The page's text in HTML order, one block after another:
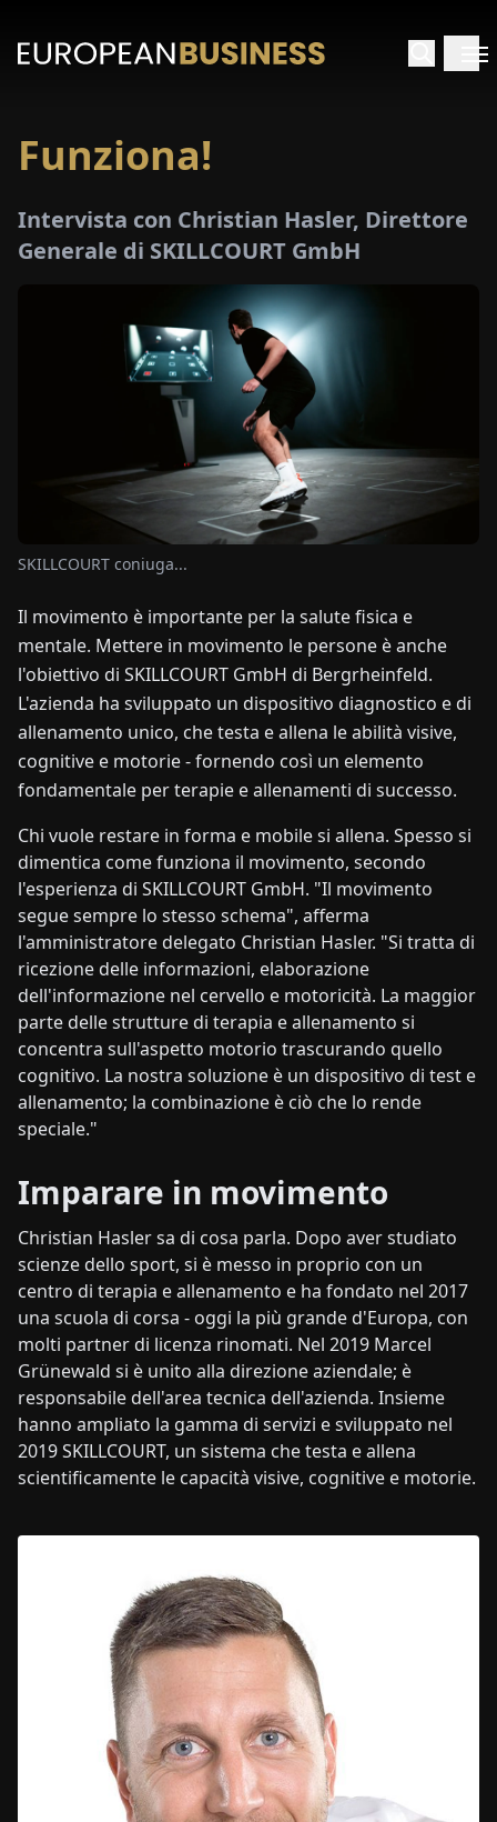
HOME
ENDEFRESITNLPLHU
CONTATTACI
Funziona!
Intervista con Christian Hasler, Direttore
Generale di SKILLCOURT GmbH
SKILLCOURT coniuga...
Il movimento è importante per la salute fisica e
mentale. Mettere in movimento le persone è anche
l'obiettivo di SKILLCOURT GmbH di Bergrheinfeld.
L'azienda ha sviluppato un dispositivo diagnostico e di
allenamento unico, che testa e allena le abilità visive,
cognitive e motorie - fornendo così un elemento
fondamentale per terapie e allenamenti di successo.
Chi vuole restare in forma e mobile si allena. Spesso si
dimentica come funziona il movimento, secondo
l'esperienza di SKILLCOURT GmbH. "Il movimento
segue sempre lo stesso schema", afferma
l'amministratore delegato Christian Hasler. "Si tratta di
ricezione delle informazioni, elaborazione
dell'informazione nel cervello e motoricità. La maggior
parte delle strutture di terapia e allenamento si
concentra sull'aspetto motorio trascurando quello
cognitivo. La nostra soluzione è un dispositivo di test e
allenamento; la combinazione è ciò che lo rende
speciale."
Imparare in movimento
Christian Hasler sa di cosa parla. Dopo aver studiato
scienze dello sport, si è messo in proprio con un
centro di terapia e allenamento e ha fondato nel 2017
una scuola di corsa - oggi la più grande d'Europa, con
molti partner di licenza rinomati. Nel 2019 Marcel
Grünewald si è unito alla direzione aziendale; è
responsabile dell'area tecnica dell'azienda. Insieme
hanno ampliato la gamma di servizi e sviluppato nel
2019 SKILLCOURT, un sistema che testa e allena
scientificamente le capacità visive, cognitive e motorie.